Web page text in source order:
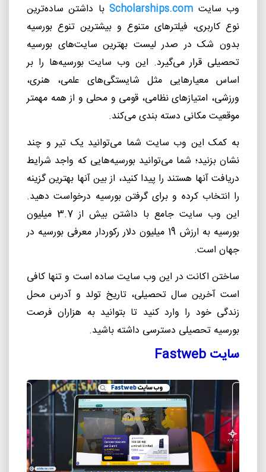
وب سایت Scholarships.comبا داشتن سادهترین
نوع کاربری، فیلترهای متنوع و بیشترین تنوع بورسیه
بدون شک در صدر لیست بهترین سایتهای بورسیه
تحصیلی قرار میگیرد. این وب سایت بورسیهها را بر
اساس معیارهایی مثل شایستگیهای علمی، هنری،
ورزشی، امتیازهای نظامی، قومی و محلی و از همه مهمتر
موقعیت مکانی دسته بندی میکند.
به کمک این وب سایت شما میتوانید یک تیر و چند
نشان بزنید؛ شما میتوانید بورسیههایی که واجد شرایط
دریافت آنها هستند را پیدا کنید، از بین آنها بهترین گزینه
را انتخاب کرده و برای گرفتن بورسیه درخواست دهید.
این وب سایت جامع با داشتن بیش از 3.7 میلیون
بورسیه به ارزش 19 میلیون دلار رکوردار معرفی بورسیه در
جهان است.
ساختن اکانت در این وب سایت ساده است و تنها کافی
است آخرین سال تحصیلی، تاریخ تولد و آدرس محل
زندگی خود را وارد کنید تا بتوانید به هزاران فرصت
بورسیه تحصیلی دسترسی داشته باشید.
سایت Fastweb